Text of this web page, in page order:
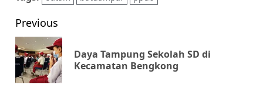
Post
navigation
Previous
Daya Tampung Sekolah SD di
Kecamatan Bengkong